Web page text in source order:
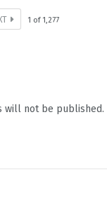
1 of 1,277
will not be published.